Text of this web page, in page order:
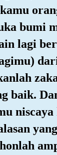
bumi
lagi
baik.
niscaya